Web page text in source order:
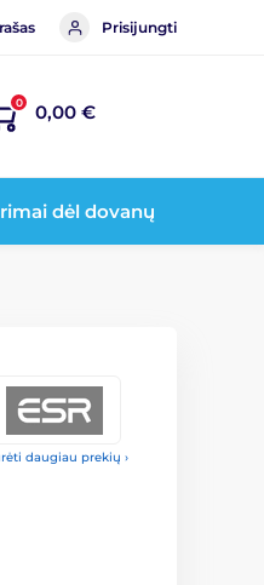
Prisijungti
0 0,00 €
dėl dovanų
daugiau prekių ›